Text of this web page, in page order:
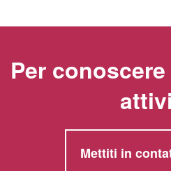
Per
Mettiti in